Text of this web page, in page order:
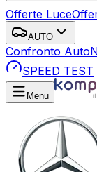
Offerte Luce
AUTO
Confronto Auto
SPEED TEST
Menu